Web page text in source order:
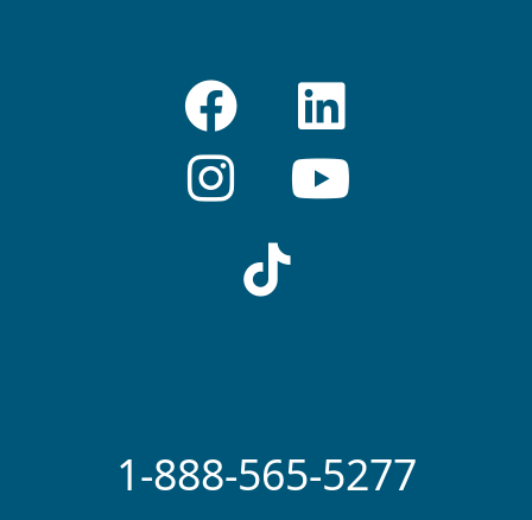
1-888-565-5277